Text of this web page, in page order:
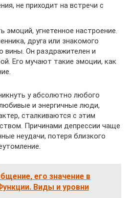
не приходит на встречи с
эмоций, угнетенное настроение.
друга или знакомого
вины. Он раздражителен и
Его мучают такие эмоции, как
у абсолютно любого
и энергичные люди,
сталкиваются с этим
Причинами депрессии чаще
неудачи, потеря близкого
его значение в
Виды и уровни